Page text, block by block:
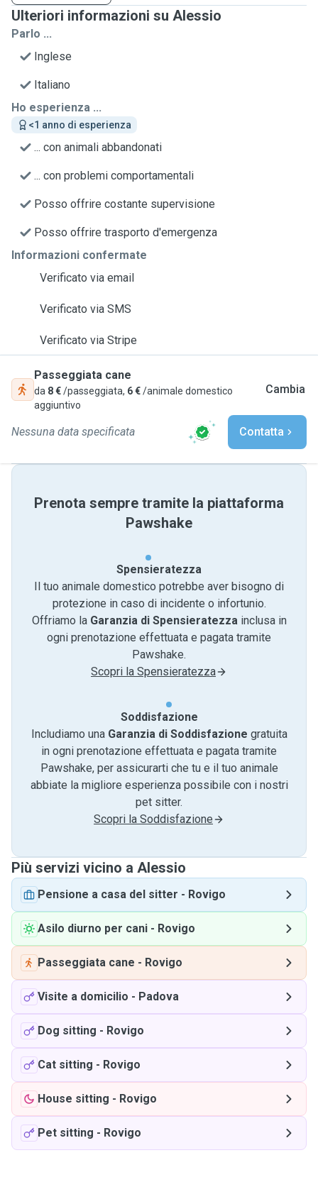
Ulteriori informazioni su Alessio
Parlo ...
Inglese
Italiano
Ho esperienza ...
<1 anno di esperienza
... con animali abbandonati
... con problemi comportamentali
Posso offrire costante supervisione
Posso offrire trasporto d'emergenza
Informazioni confermate
Verificato via email
Verificato via SMS
Verificato via Stripe
Passeggiata cane
da 8 €/passeggiata, 6 €/animale domestico
aggiuntivo
Cambia
Nessuna data specificata Contatta
Prenota sempre tramite la piattaforma
Pawshake
Spensieratezza
Il tuo animale domestico potrebbe aver bisogno di
protezione in caso di incidente o infortunio.
Offriamo la Garanzia di Spensieratezzainclusa in
ogni prenotazione effettuata e pagata tramite
Pawshake.
Scopri la Spensieratezza
Soddisfazione
Includiamo una Garanzia di Soddisfazione gratuita
in ogni prenotazione effettuata e pagata tramite
Pawshake, per assicurarti che tu e il tuo animale
abbiate la migliore esperienza possibile con i nostri
pet sitter.
Scopri la Soddisfazione
Più servizi vicino a Alessio
Pensione a casa del sitter - Rovigo
Asilo diurno per cani - Rovigo
Passeggiata cane - Rovigo
Visite a domicilio - Padova
Dog sitting - Rovigo
Cat sitting - Rovigo
House sitting - Rovigo
Pet sitting - Rovigo